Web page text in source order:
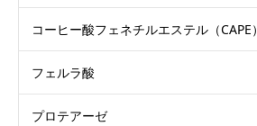
コーヒー酸フェネチルエステル（CAPE）
フェルラ酸
プロテアーゼ